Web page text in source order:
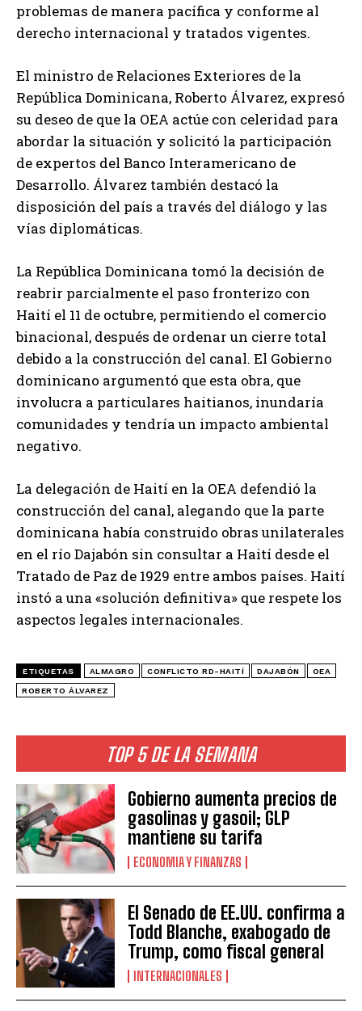
TOP 5 DE LA SEMANA
Gobierno aumenta precios de
gasolinas y gasoil; GLP
mantiene su tarifa
ECONOMIA Y FINANZAS
El Senado de EE.UU. confirma a
Todd Blanche, exabogado de
Trump, como fiscal general
INTERNACIONALES
problemas de manera pacífica y conforme al
derecho internacional y tratados vigentes.
El ministro de Relaciones Exteriores de la
República Dominicana, Roberto Álvarez, expresó
su deseo de que la OEA actúe con celeridad para
abordar la situación y solicitó la participación
de expertos del Banco Interamericano de
Desarrollo. Álvarez también destacó la
disposición del país a través del diálogo y las
vías diplomáticas.
La República Dominicana tomó la decisión de
reabrir parcialmente el paso fronterizo con
Haití el 11 de octubre, permitiendo el comercio
binacional, después de ordenar un cierre total
debido a la construcción del canal. El Gobierno
dominicano argumentó que esta obra, que
involucra a particulares haitianos, inundaría
comunidades y tendría un impacto ambiental
negativo.
La delegación de Haití en la OEA defendió la
construcción del canal, alegando que la parte
dominicana había construido obras unilaterales
en el río Dajabón sin consultar a Haití desde el
Tratado de Paz de 1929 entre ambos países. Haití
instó a una «solución definitiva» que respete los
aspectos legales internacionales.
ETIQUETAS ALMAGRO CONFLICTO RD-HAITÍ DAJABÓN OEA
ROBERTO ÁLVAREZ